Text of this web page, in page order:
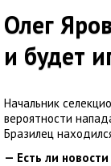
Олег
и будет
Начальник
вероятности
Бразилец
— Есть ли